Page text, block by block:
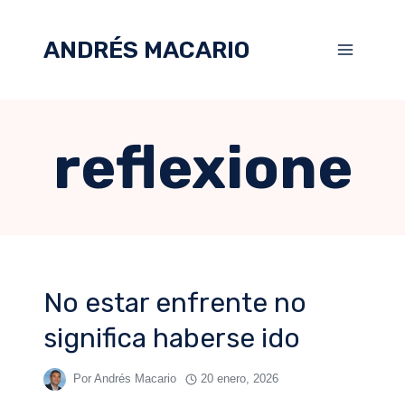
ANDRÉS MACARIO
reflexione
No estar enfrente no
significa haberse ido
Por Andrés Macario 20 enero, 2026